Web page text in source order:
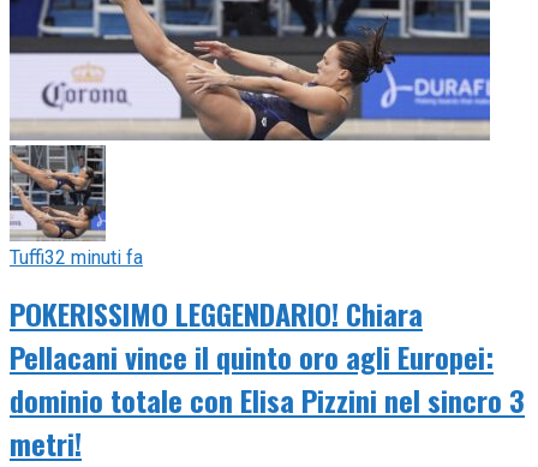
Tuffi32 minuti fa
POKERISSIMO LEGGENDARIO! Chiara
Pellacani vince il quinto oro agli Europei:
dominio totale con Elisa Pizzini nel sincro 3
metri!